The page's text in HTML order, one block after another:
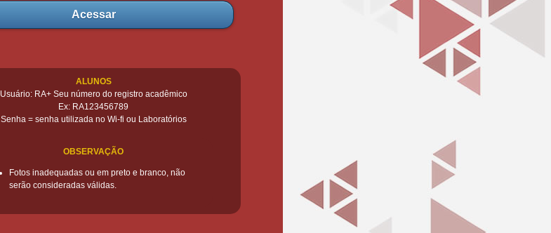
Acessar
ALUNOS
Usuário: RA+ Seu número do registro acadêmico
Ex: RA123456789
Senha = senha utilizada no Wi-fi ou Laboratórios
OBSERVAÇÃO
Fotos inadequadas ou em preto e branco, não
serão consideradas válidas.